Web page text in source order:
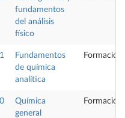
fundamentos
del análisis
físico
Fundamentos
de química
analítica
Formación
Química
general
Formación